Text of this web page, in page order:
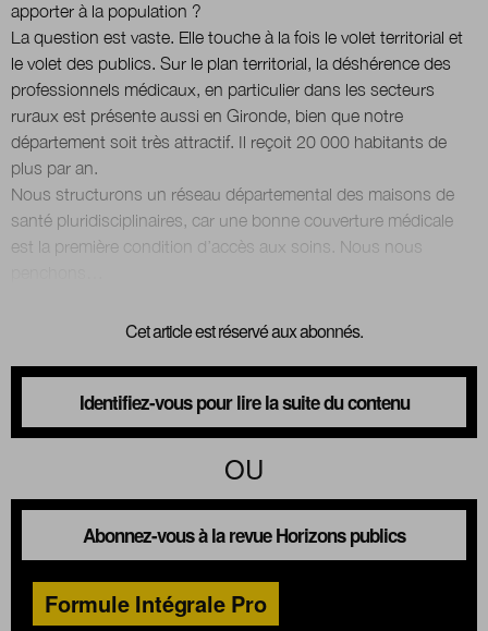
Nous suivre sur Twittersur LinkedIn
sur
apporter à la population ?
La question est vaste. Elle touche à la fois le volet territorial et
le volet des publics. Sur le plan territorial, la déshérence des
professionnels médicaux, en particulier dans les secteurs
ruraux est présente aussi en Gironde, bien que notre
département soit très attractif. Il reçoit 20 000 habitants de
plus par an.
Nous structurons un réseau départemental des maisons de
santé pluridisciplinaires, car une bonne couverture médicale
est la première condition d’accès aux soins. Nous nous
Cet article est réservé aux abonnés.
Identifiez-vous pour lire la suite du contenu
OU
Abonnez-vous à la revue Horizons publics
Formule Intégrale Pro